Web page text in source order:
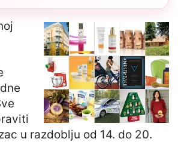
u razdoblju od 14. do 20.